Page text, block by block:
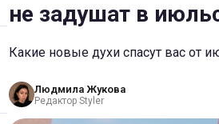
не задушат в
Какие новые духи спасут вас от
Людмила Жукова
Редактор Styler